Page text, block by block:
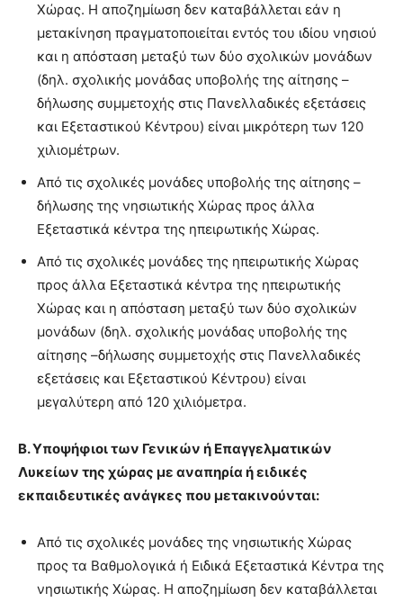
Χώρας. Η αποζημίωση δεν καταβάλλεται εάν η
μετακίνηση πραγματοποιείται εντός του ιδίου νησιού
και η απόσταση μεταξύ των δύο σχολικών μονάδων
(δηλ. σχολικής μονάδας υποβολής της αίτησης –
δήλωσης συμμετοχής στις Πανελλαδικές εξετάσεις
και Εξεταστικού Κέντρου) είναι μικρότερη των 120
χιλιομέτρων.
Από τις σχολικές μονάδες υποβολής της αίτησης –
δήλωσης της νησιωτικής Χώρας προς άλλα
Εξεταστικά κέντρα της ηπειρωτικής Χώρας.
Από τις σχολικές μονάδες της ηπειρωτικής Χώρας
προς άλλα Εξεταστικά κέντρα της ηπειρωτικής
Χώρας και η απόσταση μεταξύ των δύο σχολικών
μονάδων (δηλ. σχολικής μονάδας υποβολής της
αίτησης –δήλωσης συμμετοχής στις Πανελλαδικές
εξετάσεις και Εξεταστικού Κέντρου) είναι
μεγαλύτερη από 120 χιλιόμετρα.
Β. Υποψήφιοι των Γενικών ή Επαγγελματικών
Λυκείων της χώρας με αναπηρία ή ειδικές
εκπαιδευτικές ανάγκες που μετακινούνται:
Από τις σχολικές μονάδες της νησιωτικής Χώρας
προς τα Βαθμολογικά ή Ειδικά Εξεταστικά Κέντρα της
νησιωτικής Χώρας. Η αποζημίωση δεν καταβάλλεται